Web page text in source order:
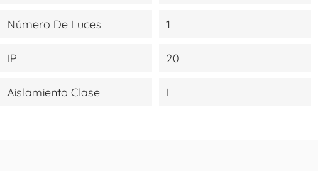
Número De Luces 1
IP 20
Aislamiento Clase I